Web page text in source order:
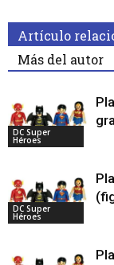
Artículo
Más del autor
DC Super
Héroes
DC Super
Héroes